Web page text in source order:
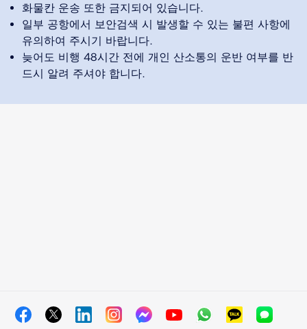
화물칸 운송 또한 금지되어 있습니다.
일부 공항에서 보안검색 시 발생할 수 있는 불편 사항에
유의하여 주시기 바랍니다.
늦어도 비행 48시간 전에 개인 산소통의 운반 여부를 반
드시 알려 주셔야 합니다.